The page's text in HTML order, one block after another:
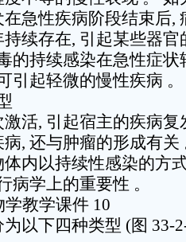
急性疾病阶段结束后,
续存在, 引起某些器官
的持续感染在急性症状
引起轻微的慢性疾病 。
活, 引起宿主的疾病复
, 还与肿瘤的形成有关
内以持续性感染的方
病学上的重要性 。
教学课件 10
以下四种类型 (图 33-